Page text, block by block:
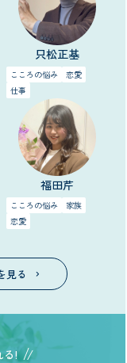
只松正基
こころの悩み
恋愛
仕事
福田芹
こころの悩み
家族
恋愛
見る
る!